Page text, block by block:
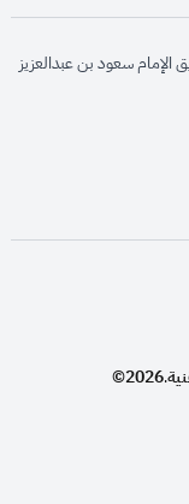
الإمام سعود بن عبدالعزيز
.
2026©